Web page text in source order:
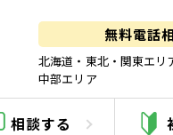
無料電話
北海道・東北・関東エリ
中部エリア
相談する グ